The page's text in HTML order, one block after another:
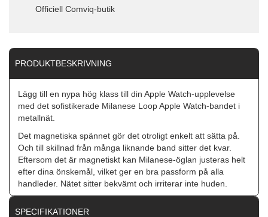
Officiell Comviq-butik
PRODUKTBESKRIVNING
Lägg till en nypa hög klass till din Apple Watch-upplevelse
med det sofistikerade Milanese Loop Apple Watch-bandet i
metallnät.
Det magnetiska spännet gör det otroligt enkelt att sätta på.
Och till skillnad från många liknande band sitter det kvar.
Eftersom det är magnetiskt kan Milanese-öglan justeras helt
efter dina önskemål, vilket ger en bra passform på alla
handleder. Nätet sitter bekvämt och irriterar inte huden.
SPECIFIKATIONER